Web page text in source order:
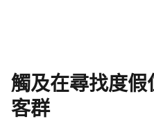
觸及在尋找度假
客群